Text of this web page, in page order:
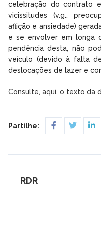
celebração do contrato
vicissitudes (v.g.,
aflição e ansiedade)
e se envolver em longa
pendência desta, não
veículo (devido à falta
deslocações de lazer e
Consulte, aqui, o texto da
Partilhe:
RDR